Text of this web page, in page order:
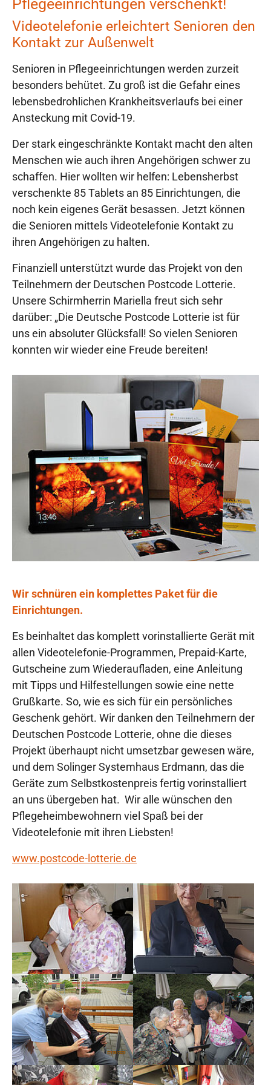
Pflegeeinrichtungen verschenkt!
Videotelefonie erleichtert Senioren den
Kontakt zur Außenwelt
Senioren in Pflegeeinrichtungen werden zurzeit
besonders behütet. Zu groß ist die Gefahr eines
lebensbedrohlichen Krankheitsverlaufs bei einer
Ansteckung mit Covid-19.
Der stark eingeschränkte Kontakt macht den alten
Menschen wie auch ihren Angehörigen schwer zu
schaffen. Hier wollten wir helfen: Lebensherbst
verschenkte 85 Tablets an 85 Einrichtungen, die
noch kein eigenes Gerät besassen. Jetzt können
die Senioren mittels Videotelefonie Kontakt zu
ihren Angehörigen zu halten.
Finanziell unterstützt wurde das Projekt von den
Teilnehmern der Deutschen Postcode Lotterie.
Unsere Schirmherrin Mariella freut sich sehr
darüber: „Die Deutsche Postcode Lotterie ist für
uns ein absoluter Glücksfall! So vielen Senioren
konnten wir wieder eine Freude bereiten!
Wir schnüren ein komplettes Paket für die
Einrichtungen.
Es beinhaltet das komplett vorinstallierte Gerät mit
allen Videotelefonie-Programmen, Prepaid-Karte,
Gutscheine zum Wiederaufladen, eine Anleitung
mit Tipps und Hilfestellungen sowie eine nette
Grußkarte. So, wie es sich für ein persönliches
Geschenk gehört. Wir danken den Teilnehmern der
Deutschen Postcode Lotterie, ohne die dieses
Projekt überhaupt nicht umsetzbar gewesen wäre,
und dem Solinger Systemhaus Erdmann, das die
Geräte zum Selbstkostenpreis fertig vorinstalliert
an uns übergeben hat. Wir alle wünschen den
Pflegeheimbewohnern viel Spaß bei der
Videotelefonie mit ihren Liebsten!
www.postcode-lotterie.de
Show larger version Show larger version
Show larger version Show larger version
Show larger version Show larger version